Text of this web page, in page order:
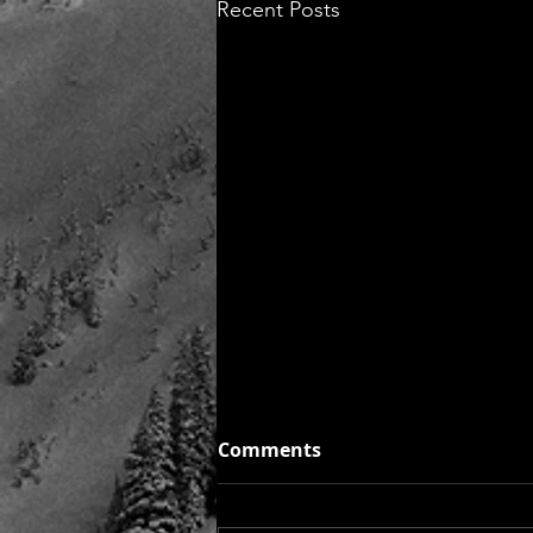
Recent Posts
两年、光锥和钝角
回想起来，好像自己快几年没写点
Comments